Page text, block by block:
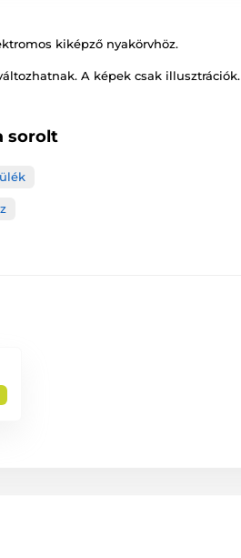
kiképző nyakörvhöz.
A képek csak illusztrációk.
sorolt